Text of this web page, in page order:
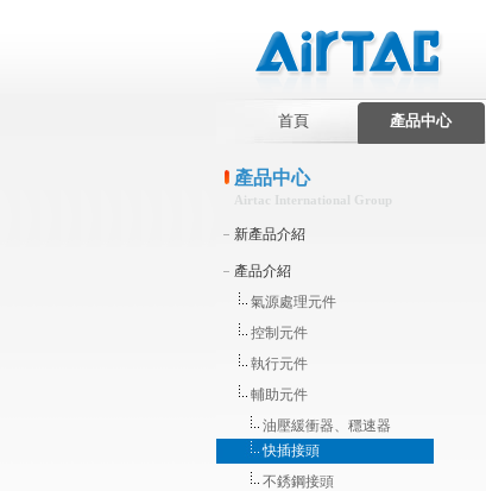
首頁 產品中心
產品中心
Airtac International Group
新產品介紹
產品介紹
氣源處理元件
控制元件
執行元件
輔助元件
油壓緩衝器、穩速器
快插接頭
不銹鋼接頭